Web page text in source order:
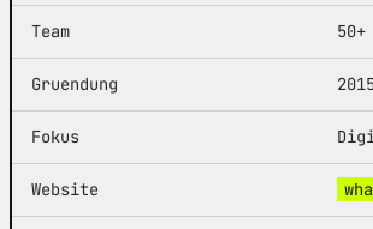
Team
Gruendung
Fokus
Website